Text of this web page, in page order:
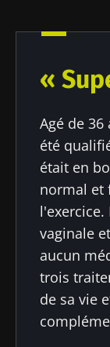
«
Agé de
été
était en
normal et
l'exercice.
vaginale
aucun
trois
de sa vie